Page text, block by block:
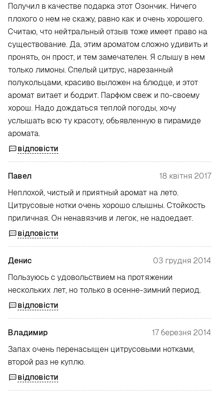
Получил в качестве подарка этот Озончик. Ничего
плохого о нем не скажу, равно как и очень хорошего.
Считаю, что нейтральный отзыв тоже имеет право на
существование. Да, этим ароматом сложно удивить и
пронять, он прост, и тем замечателен. Я слышу в нем
только лимоны. Спелый цитрус, нарезанный
полукольцами, красиво выложен на блюдце, и этот
аромат витает и бодрит. Парфюм свеж и по-своему
хорош. Надо дождаться теплой погоды, хочу
услышать всю ту красоту, объявленную в пирамиде
аромата.
відповісти
Павел
18 квітня 2017
Неплохой, чистый и приятный аромат на лето.
Цитрусовые нотки очень хорошо слышны. Стойкость
приличная. Он ненавязчив и легок, не надоедает.
відповісти
Денис
03 грудня 2014
Пользуюсь с удовольствием на протяжении
нескольких лет, но только в осенне-зимний период.
відповісти
Владимир
17 березня 2014
Запах очень перенасыщен цитрусовыми нотками,
второй раз не куплю.
відповісти